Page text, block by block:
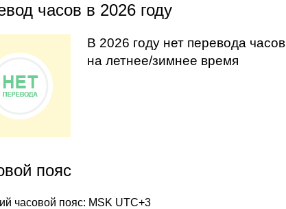
часов в 2026 году
В 2026 году нет перевода часов
на летнее/зимнее время
пояс
часовой пояс: MSK UTC+3